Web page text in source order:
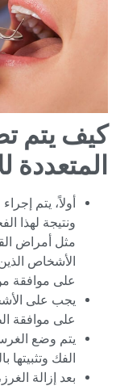
كيف يتم
المتعددة
أولاً، يتم
ونتيجة لهذا
مثل أمراض
الأشخاص
على موافقة
يجب على
على موافقة
يتم وضع
الفك وتثبيتها
بعد إزالة